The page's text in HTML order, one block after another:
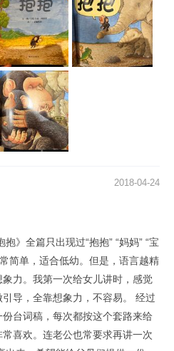
是因为他长大了，而是因为我和
报。他知道，不管他是一个怎样
接纳他，甚至在犯错的时候不会
批评他，但是也仍然愿意拥抱
量的力量往好的方面茁壮成长
小猩猩看到别人抱抱的羡慕，和寻
使得宝贝感同身受，最后再给宝
样，完美。
2018-04-24
简单，适合低幼。但是，语言越精
力。我第一次给女儿讲时，感觉
，全靠想象力，不容易。 经过
份台词稿，每次都按这个套路来给
喜欢。连老公也常要求再讲一次